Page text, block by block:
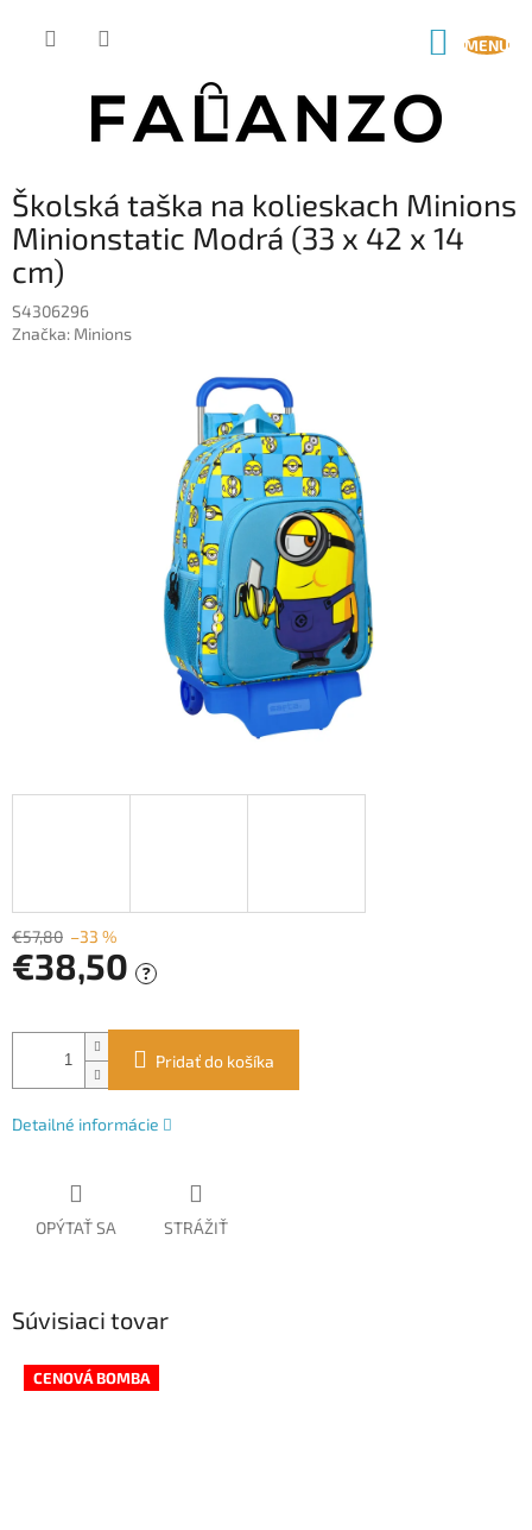
Školská taška na kolieskach Minions
Minionstatic Modrá (33 x 42 x 14
cm)
S4306296
Značka: Minions
€57,80 –33 %
€38,50 ?
cena:
Pridať do košíka
Detailné informácie
OPÝTAŤ SA STRÁŽIŤ
Súvisiaci tovar
CENOVÁ BOMBA